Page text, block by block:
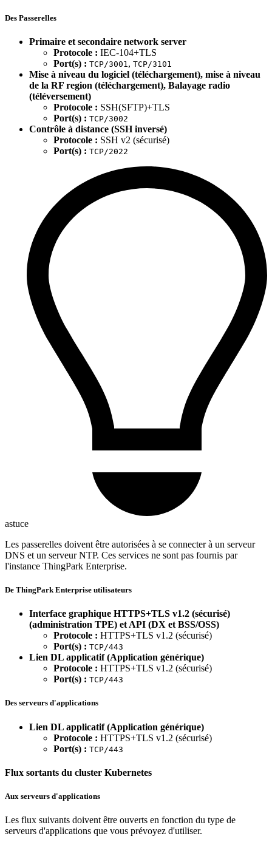
Des Passerelles
Primaire et secondaire network server
Protocole : IEC-104+TLS
Port(s) : TCP/3001 , TCP/3101
Mise à niveau du logiciel (téléchargement), mise à niveau
de la RF region (téléchargement), Balayage radio
(téléversement)
Protocole : SSH(SFTP)+TLS
Port(s) : TCP/3002
Contrôle à distance (SSH inversé)
Protocole : SSH v2 (sécurisé)
Port(s) : TCP/2022
astuce
Les passerelles doivent être autorisées à se connecter à un serveur
DNS et un serveur NTP. Ces services ne sont pas fournis par
l'instance ThingPark Enterprise.
De ThingPark Enterprise utilisateurs
Interface graphique HTTPS+TLS v1.2 (sécurisé)
(administration TPE) et API (DX et BSS/OSS)
Protocole : HTTPS+TLS v1.2 (sécurisé)
Port(s) : TCP/443
Lien DL applicatif (Application générique)
Protocole : HTTPS+TLS v1.2 (sécurisé)
Port(s) : TCP/443
Des serveurs d'applications
Lien DL applicatif (Application générique)
Protocole : HTTPS+TLS v1.2 (sécurisé)
Port(s) : TCP/443
Flux sortants du cluster Kubernetes
Aux serveurs d'applications
Les flux suivants doivent être ouverts en fonction du type de
serveurs d'applications que vous prévoyez d'utiliser.